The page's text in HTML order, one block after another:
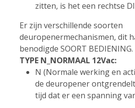
zitten, is het een rechtse
Er zijn verschillende soorten
deuropenermechanismen, dit
benodigde SOORT BEDIENING.
TYPE N_NORMAAL 12Vac:
N (Normale werking en
de deuropener
tijd dat er een spanning